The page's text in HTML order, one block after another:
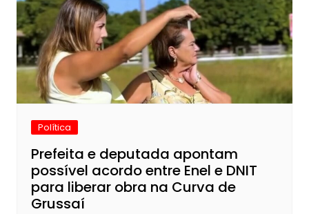
Política
Prefeita e deputada apontam
possível acordo entre Enel e DNIT
para liberar obra na Curva de
Grussaí